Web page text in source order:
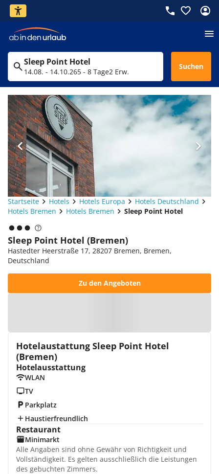
Sleep Point Hotel
14.08. - 14.10.265 - 8 Tage2 Erw.
Suchen
Startseite Hotels Hotels Europa
Hotels Deutschland
Hotels Bremen
Hotels Bremen Sleep Point Hotel
Sleep Point Hotel (Bremen)
Hastedter Heerstraße 17, 28207 Bremen, Bremen,
Deutschland
Zu den Angeboten
Hotelaustattung Sleep Point Hotel
(Bremen)
Hotelausstattung
WLAN
TV
Parkplatz
Haustierfreundlich
Restaurant
Minimarkt
Alle Angaben sind ohne Gewähr von Richtigkeit und
Vollständigkeit. Es gelten ausschließlich die Leistungen
des gebuchten Zimmers.